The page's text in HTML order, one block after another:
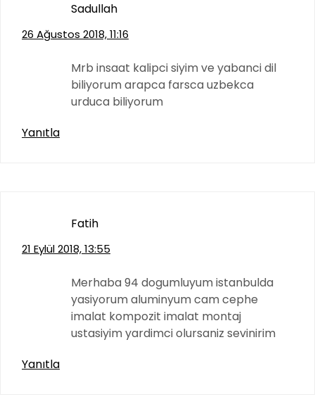
Sadullah
26 Ağustos 2018, 11:16
Mrb insaat kalipci siyim ve yabanci dil
biliyorum arapca farsca uzbekca
urduca biliyorum
Yanıtla
Fatih
21 Eylül 2018, 13:55
Merhaba 94 dogumluyum istanbulda
yasiyorum aluminyum cam cephe
imalat kompozit imalat montaj
ustasiyim yardimci olursaniz sevinirim
Yanıtla